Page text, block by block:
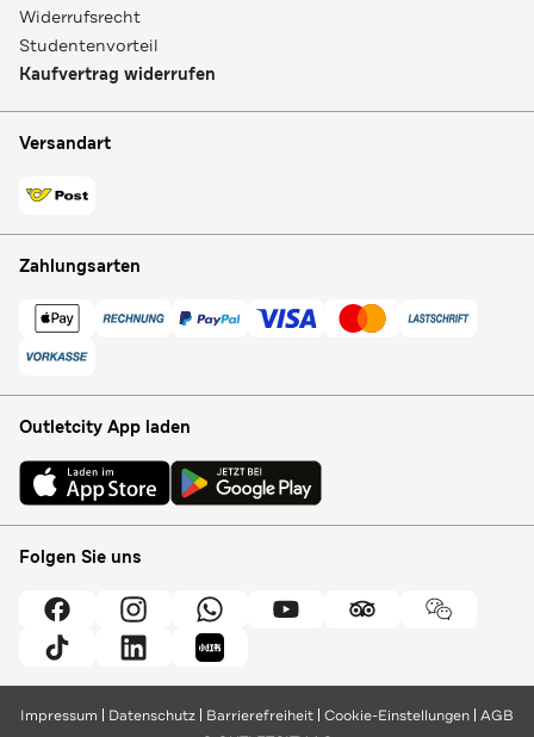
Widerrufsrecht
Studentenvorteil
Kaufvertrag widerrufen
Versandart
Zahlungsarten
Outletcity App laden
Folgen Sie uns
Impressum Datenschutz Barrierefreiheit Cookie-Einstellungen AGB